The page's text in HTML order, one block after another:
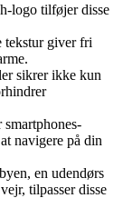
logo tilføjer disse
tekstur giver fri
sikrer ikke kun
navigere på din
en udendørs
tilpasser disse